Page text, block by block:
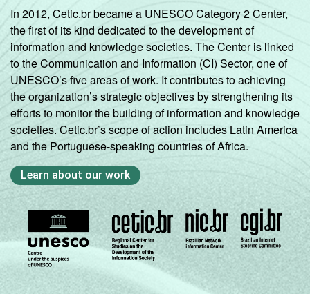
In 2012, Cetic.br became a UNESCO Category 2 Center,
the first of its kind dedicated to the development of
information and knowledge societies. The Center is linked
to the Communication and Information (CI) Sector, one of
UNESCO’s five areas of work. It contributes to achieving
the organization’s strategic objectives by strengthening its
efforts to monitor the building of information and knowledge
societies. Cetic.br’s scope of action includes Latin America
and the Portuguese-speaking countries of Africa.
Learn about our work